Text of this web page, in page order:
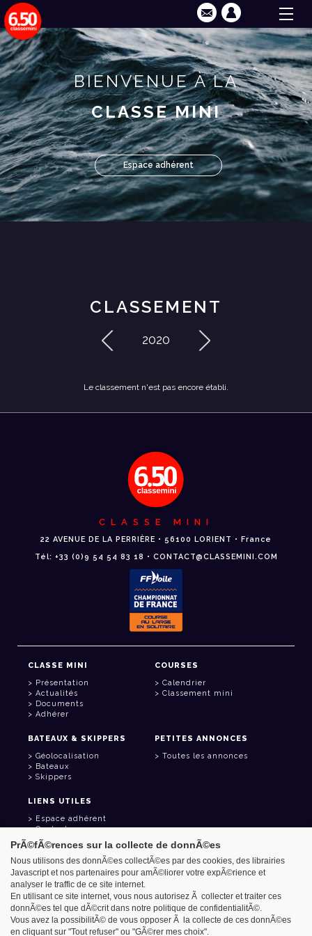
BIENVENUE À LA
CLASSE MINI
Espace adhérent
CLASSEMENT
2020
Le classement n'est pas encore établi.
CLASSE MINI
22 AVENUE DE LA PERRIÈRE • 56100 LORIENT • France
Tél: +33 (0)9 54 54 83 18 • CONTACT@CLASSEMINI.COM
CLASSE MINI
Présentation
Actualités
Documents
Adhérer
COURSES
Calendrier
Classement mini
BATEAUX & SKIPPERS
Géolocalisation
Bateaux
Skippers
PETITES ANNONCES
Toutes les annonces
LIENS UTILES
Espace adhérent
Contact
Carnet d'adresses
Goodies
Azimut - Créateur de solutions numériques
Mentions légales
PrÃ©fÃ©rences sur la collecte de donnÃ©es
Nous utilisons des donnÃ©es collectÃ©es par des cookies, des librairies
Javascript et nos partenaires pour amÃ©liorer votre expÃ©rience et
analyser le traffic de ce site internet.
En utilisant ce site internet, vous nous autorisez Ã collecter et traiter ces
donnÃ©es tel que dÃ©crit dans notre politique de confidentialitÃ©.
Vous avez la possibilitÃ© de vous opposer Ã la collecte de ces donnÃ©es
en cliquant sur "Tout refuser" ou "GÃ©rer mes choix".